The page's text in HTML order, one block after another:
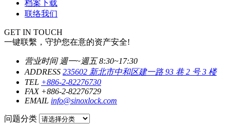
档案下载
联络我们
GET IN TOUCH
一键联繫，守护您在意的资产安全!
营业时间 週一~週五 8:30~17:30
ADDRESS 235602 新北市中和区建一路 93 巷 2 号 3 楼
TEL +886-2-82276730
FAX +886-2-82276729
EMAIL info@sinoxlock.com
问题分类